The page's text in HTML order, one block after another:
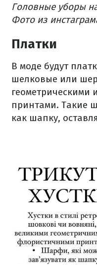
Головные уборы
Фото из
Платки
В моде будут
шелковые или
геометрическими
принтами. Такие
как шапку,